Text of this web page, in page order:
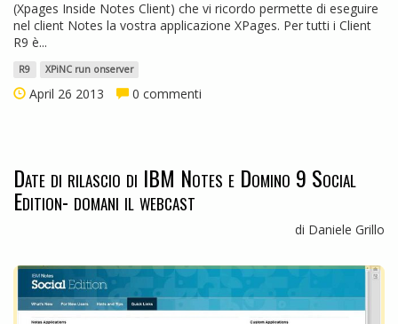
(Xpages Inside Notes Client) che vi ricordo permette di eseguire
nel client Notes la vostra applicazione XPages. Per tutti i Client
R9 è...
R9 XPiNC run onserver
April 26 2013 0 commenti
Date di rilascio di IBM Notes e Domino 9 Social
Edition- domani il webcast
di Daniele Grillo